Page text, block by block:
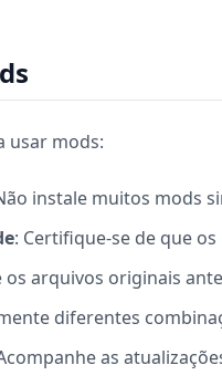
usar mods:
instale muitos mods
: Certifique-se de que
os arquivos originais
diferentes
as